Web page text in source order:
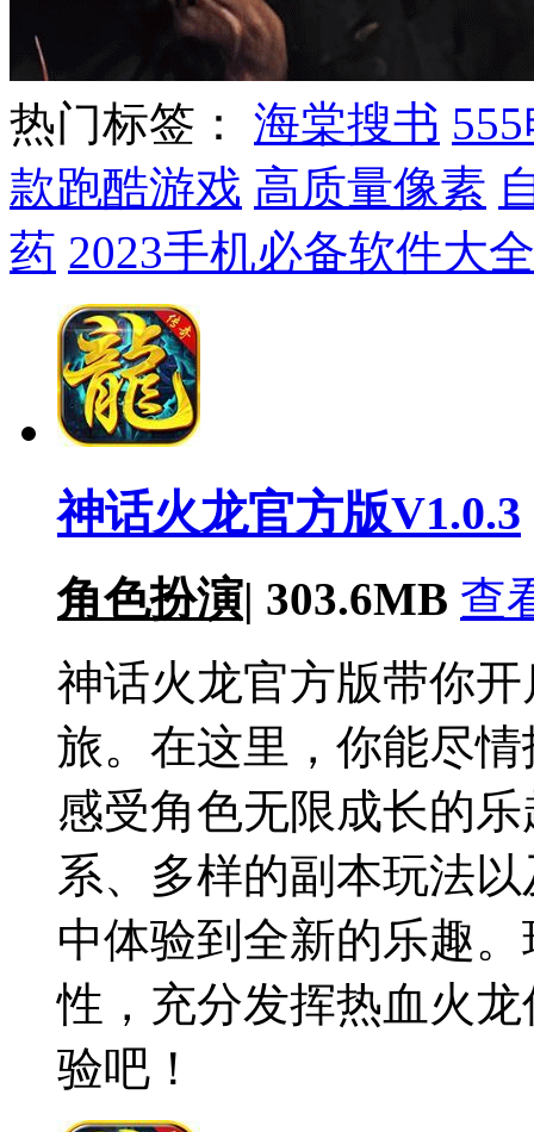
热门标签： 海棠搜书
款跑酷游戏 高质量像素
药 2023手机必备软件大全
神话火龙官方版V1.0.3
角色扮演| 303.6MB 查
神话火龙官方版带你
旅。在这里，你能尽
感受角色无限成长的
系、多样的副本玩法
中体验到全新的乐趣
性，充分发挥热血火
验吧！